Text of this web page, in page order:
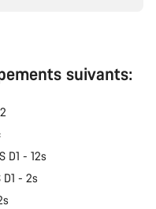
suivants:
D1 - 12s
D1 - 2s